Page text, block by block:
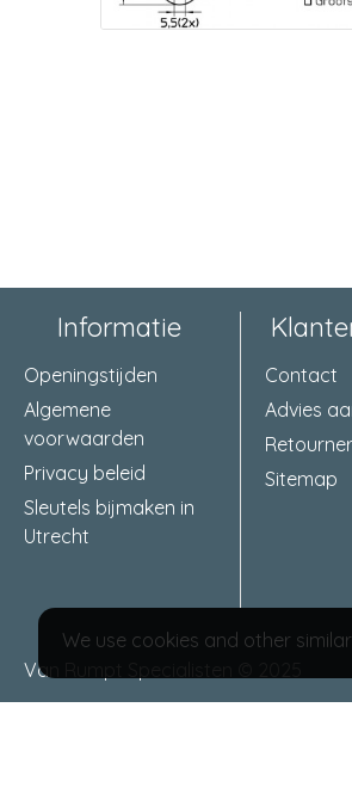
Informatie
Openingstijden
Algemene
voorwaarden
Privacy beleid
Sleutels bijmaken in
Utrecht
Contact
Advies
Sitemap
Van Rumpt Specialisten © 2025
We use cookies and other